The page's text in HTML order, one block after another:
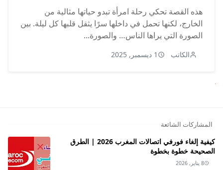
هذه القصة تحكي رحلة امرأة تبدو حياتها مثالية من
الخارج، لكنها تحمل في داخلها سرًا يثقل قلبها كل ليلة. بين
الصورة التي يراها الناس… والصورة...
الكاتب 1 ديسمبر, 2025
المشاركات الشائعة
كيفية إلغاء فورفي اتصالات المغرب 2026 | الطرق
الصحيحة خطوة بخطوة
8 يناير, 2026